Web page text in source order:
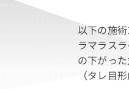
以下の施
ラマラス
の下がっ
（タレ目